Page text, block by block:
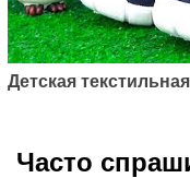
Детская
Часто